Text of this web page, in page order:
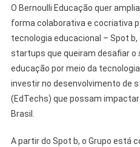
O Bernoulli Educação quer
forma colaborativa e cocriativa
tecnologia educacional – Spot
startups que queiram desafiar o
educação por meio da
investir no desenvolvimento de
(EdTechs) que possam
Brasil.
A partir do Spot b, o Grupo está